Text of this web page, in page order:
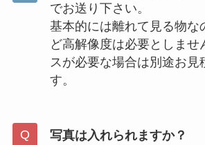
でお送り下さい。
基本的には離れて見る物な
ど高解像度は必要としませ
スが必要な場合は別途お見
す。
写真は入れられますか？